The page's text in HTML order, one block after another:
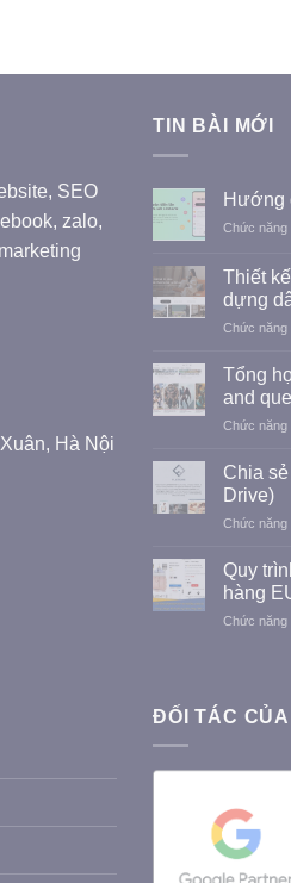
SEO
zalo,
Hà Nội
TIN BÀI MỚI
Hướng
Chức năng
Thiết
dựng
Chức năng
Tổng
and
Chức năng
Chia
Drive)
Chức năng
Quy
hàng
Chức năng
ĐỐI TÁC CỦA